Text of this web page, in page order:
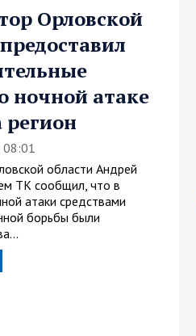
Орловской
ночной атаке
08:01
области Андрей
ТК сообщил, что в
атаки средствами
борьбы были